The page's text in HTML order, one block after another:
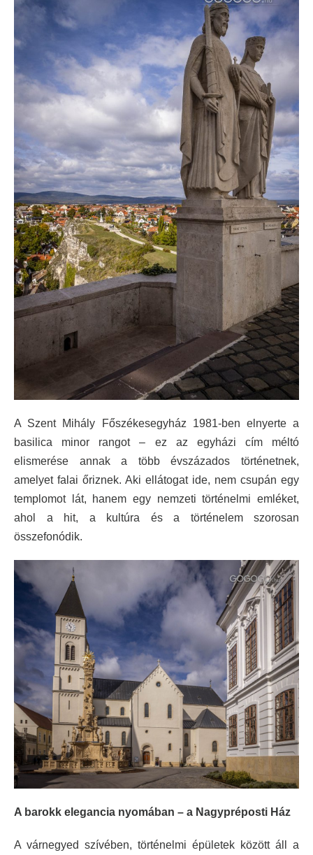
A Szent Mihály Főszékesegyház 1981-ben elnyerte a
basilica minor rangot – ez az egyházi cím méltó
elismerése annak a több évszázados történetnek,
amelyet falai őriznek. Aki ellátogat ide, nem csupán egy
templomot lát, hanem egy nemzeti történelmi emléket,
ahol a hit, a kultúra és a történelem szorosan
összefonódik.
A barokk elegancia nyomában – a Nagypréposti Ház
A várnegyed szívében, történelmi épületek között áll a